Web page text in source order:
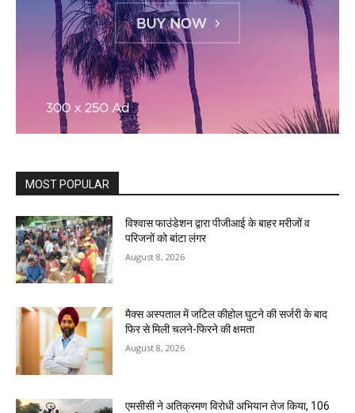
MOST POPULAR
विश्वास फाउंडेशन द्वारा पीजीआई के बाहर मरीजों व
परिजनों को बांटा लंगर
August 8, 2026
मैक्स अस्पताल में जटिल कीहोल घुटने की सर्जरी के बाद
फिर से मिली चलने-फिरने की क्षमता
August 8, 2026
एमसीसी ने अतिक्रमण विरोधी अभियान तेज किया, 106